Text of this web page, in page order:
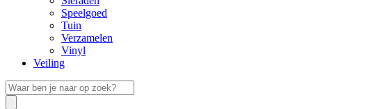
Speelgoed
Tuin
Verzamelen
Vinyl
Veiling